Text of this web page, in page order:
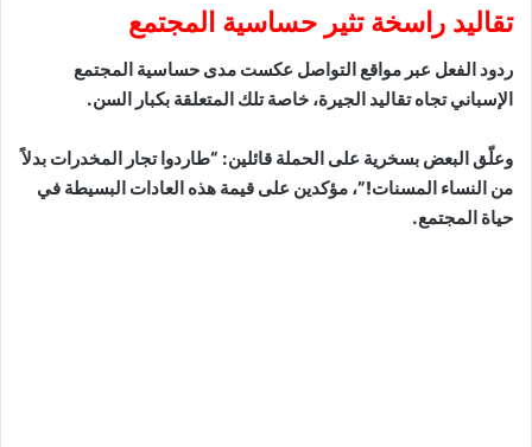
تقاليد راسخة تثير حساسية المجتمع
ردود الفعل عبر مواقع التواصل عكست مدى حساسية المجتمع
الإسباني تجاه تقاليد الجيرة، خاصة تلك المتعلقة بكبار السن.
وعلّق البعض بسخرية على الحملة قائلين: “طاردوا تجار المخدرات بدلاً
من النساء المسنات!”، مؤكدين على قيمة هذه العادات البسيطة في
حياة المجتمع.